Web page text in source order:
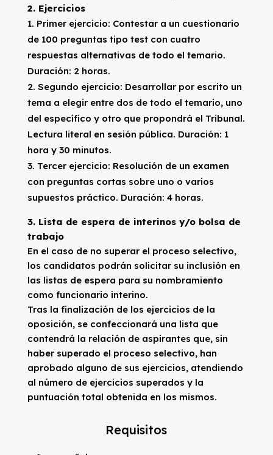
2. Ejercicios
Primer ejercicio: Contestar a un cuestionario
de 100 preguntas tipo test con cuatro
respuestas alternativas de todo el temario.
Duración: 2 horas.
Segundo ejercicio: Desarrollar por escrito un
tema a elegir entre dos de todo el temario, uno
del específico y otro que propondrá el Tribunal.
Lectura literal en sesión pública. Duración: 1
hora y 30 minutos.
Tercer ejercicio: Resolución de un examen
con preguntas cortas sobre uno o varios
supuestos práctico. Duración: 4 horas.
3. Lista de espera de interinos y/o bolsa de
trabajo
En el caso de no superar el proceso selectivo,
los candidatos podrán solicitar su inclusión en
las listas de espera para su nombramiento
como funcionario interino.
Tras la finalización de los ejercicios de la
oposición, se confeccionará una lista que
contendrá la relación de aspirantes que, sin
haber superado el proceso selectivo, han
aprobado alguno de sus ejercicios, atendiendo
al número de ejercicios superados y la
puntuación total obtenida en los mismos.
Requisitos